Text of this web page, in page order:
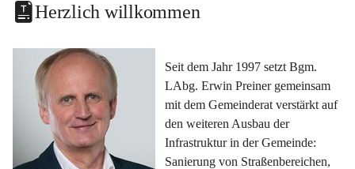
Herzlich willkommen
Seit dem Jahr 1997 setzt Bgm.
LAbg. Erwin Preiner gemeinsam
mit dem Gemeinderat verstärkt auf
den weiteren Ausbau der
Infrastruktur in der Gemeinde:
Sanierung von Straßenbereichen,